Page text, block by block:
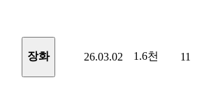
장화 26.03.02 1.6천 11